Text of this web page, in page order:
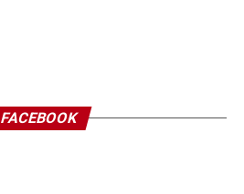
FACEBOOK